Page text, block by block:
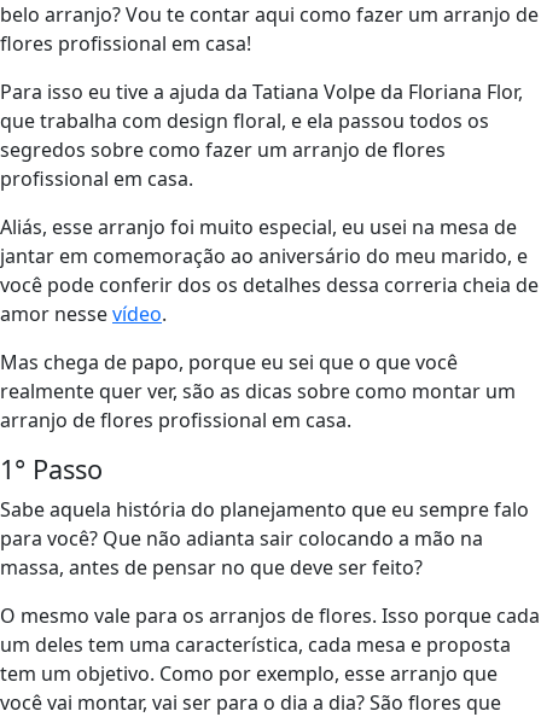
belo arranjo? Vou te contar aqui como fazer um arranjo de
flores profissional em casa!
Para isso eu tive a ajuda da Tatiana Volpe da Floriana Flor,
que trabalha com design floral, e ela passou todos os
segredos sobre como fazer um arranjo de flores
profissional em casa.
Aliás, esse arranjo foi muito especial, eu usei na mesa de
jantar em comemoração ao aniversário do meu marido, e
você pode conferir dos os detalhes dessa correria cheia de
amor nessevídeo.
Mas chega de papo, porque eu sei que o que você
realmente quer ver, são as dicas sobre como montar um
arranjo de flores profissional em casa.
1° Passo
Sabe aquela história do planejamento que eu sempre falo
para você? Que não adianta sair colocando a mão na
massa, antes de pensar no que deve ser feito?
O mesmo vale para os arranjos de flores. Isso porque cada
um deles tem uma característica, cada mesa e proposta
tem um objetivo. Como por exemplo, esse arranjo que
você vai montar, vai ser para o dia a dia? São flores que